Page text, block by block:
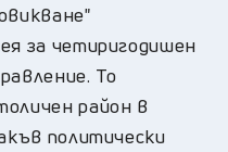
за четиригодишен
То
район в
политически